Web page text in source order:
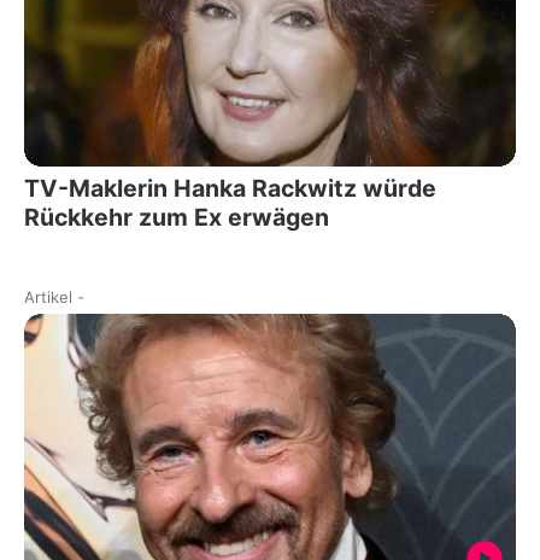
TV-Maklerin Hanka Rackwitz würde
Rückkehr zum Ex erwägen
Artikel -